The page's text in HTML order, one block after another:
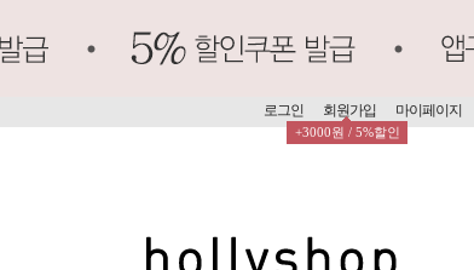
로그인 회원가입
+3000원 / 5%할인
마이페이지